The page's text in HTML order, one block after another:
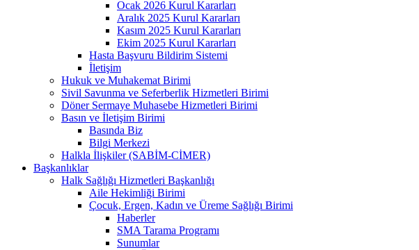
Ocak 2026 Kurul Kararları
Aralık 2025 Kurul Kararları
Kasım 2025 Kurul Kararları
Ekim 2025 Kurul Kararları
Hasta Başvuru Bildirim Sistemi
İletişim
Hukuk ve Muhakemat Birimi
Sivil Savunma ve Seferberlik Hizmetleri Birimi
Döner Sermaye Muhasebe Hizmetleri Birimi
Basın ve İletişim Birimi
Basında Biz
Bilgi Merkezi
Halkla İlişkiler (SABİM-CİMER)
Başkanlıklar
Halk Sağlığı Hizmetleri Başkanlığı
Aile Hekimliği Birimi
Çocuk, Ergen, Kadın ve Üreme Sağlığı Birimi
Haberler
SMA Tarama Programı
Sunumlar